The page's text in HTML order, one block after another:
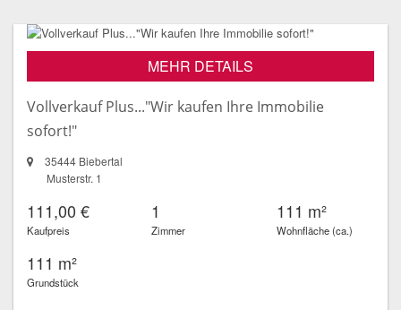
MEHR DETAILS
Vollverkauf Plus..."Wir kaufen Ihre Immobilie
sofort!"
35444 Biebertal
Musterstr. 1
111,00 €
Kaufpreis
1
Zimmer
111 m²
Wohnfläche (ca.)
111 m²
Grundstück